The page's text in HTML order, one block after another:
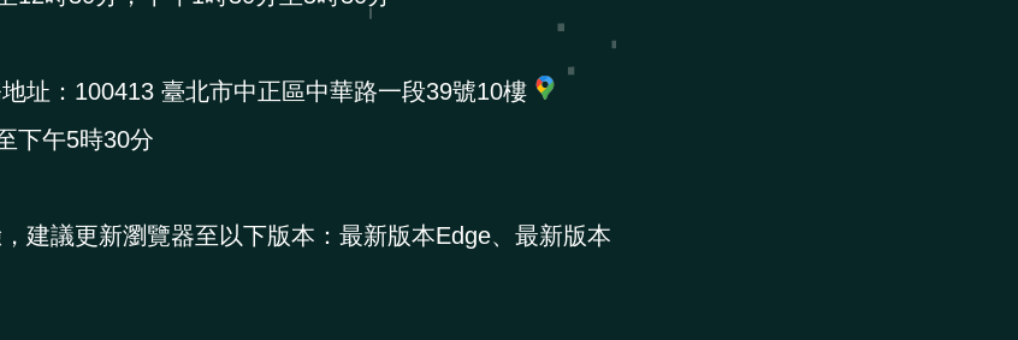
址： 100413 臺北市中正區中華路一段39號10樓
下午5時30分
建議更新瀏覽器至以下版本：最新版本Edge、最新版本